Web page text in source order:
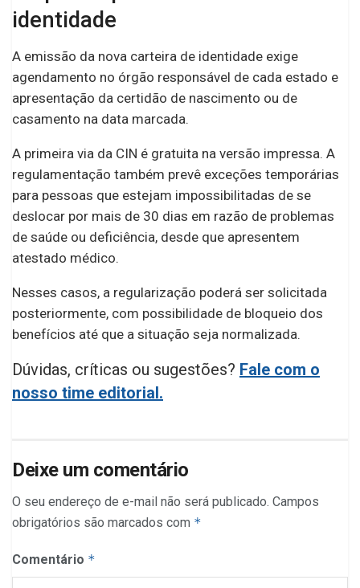
identidade
A emissão da nova carteira de identidade exige
agendamento no órgão responsável de cada estado e
apresentação da certidão de nascimento ou de
casamento na data marcada.
A primeira via da CIN é gratuita na versão impressa. A
regulamentação também prevê exceções temporárias
para pessoas que estejam impossibilitadas de se
deslocar por mais de 30 dias em razão de problemas
de saúde ou deficiência, desde que apresentem
atestado médico.
Nesses casos, a regularização poderá ser solicitada
posteriormente, com possibilidade de bloqueio dos
benefícios até que a situação seja normalizada.
Dúvidas, críticas ou sugestões? Fale com o
nosso time editorial.
Deixe um comentário
O seu endereço de e-mail não será publicado. Campos
obrigatórios são marcados com *
Comentário *